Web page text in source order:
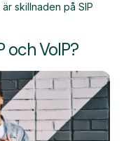
är skillnaden på SIP
och VoIP?